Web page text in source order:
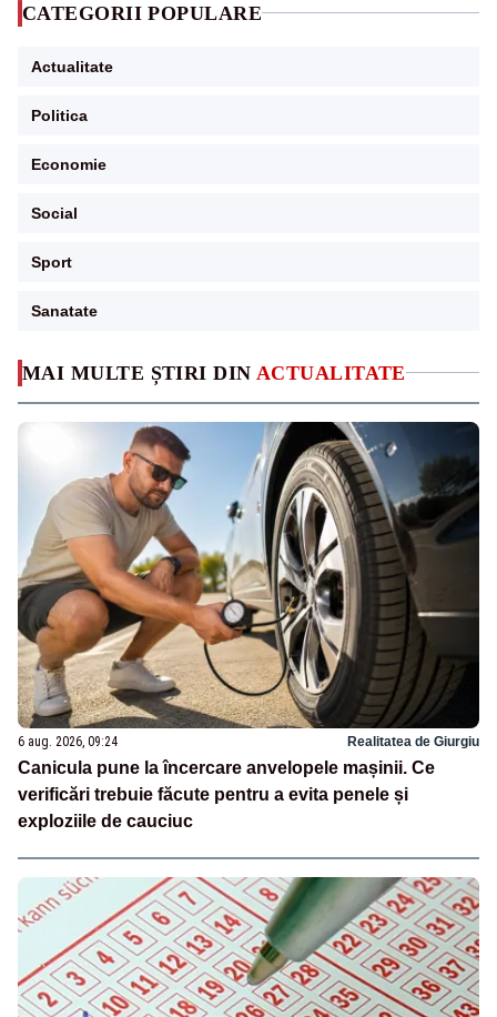
MAI MULTE ȘTIRI DIN ACTUALITATE
6 aug. 2026, 09:24 Realitatea de Giurgiu
Canicula pune la încercare anvelopele mașinii. Ce
verificări trebuie făcute pentru a evita penele și
exploziile de cauciuc
CATEGORII POPULARE
Actualitate
Politica
Economie
Social
Sport
Sanatate